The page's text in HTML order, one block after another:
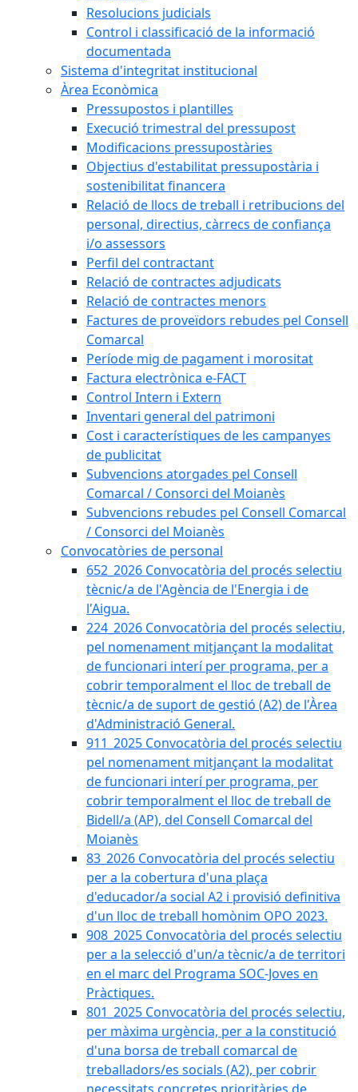
Resolucions judicials
Control i classificació de la informació
documentada
Sistema d'integritat institucional
Àrea Econòmica
Pressupostos i plantilles
Execució trimestral del pressupost
Modificacions pressupostàries
Objectius d'estabilitat pressupostària i
sostenibilitat financera
Relació de llocs de treball i retribucions del
personal, directius, càrrecs de confiança
i/o assessors
Perfil del contractant
Relació de contractes adjudicats
Relació de contractes menors
Factures de proveïdors rebudes pel Consell
Comarcal
Període mig de pagament i morositat
Factura electrònica e-FACT
Control Intern i Extern
Inventari general del patrimoni
Cost i característiques de les campanyes
de publicitat
Subvencions atorgades pel Consell
Comarcal / Consorci del Moianès
Subvencions rebudes pel Consell Comarcal
/ Consorci del Moianès
Convocatòries de personal
652_2026 Convocatòria del procés selectiu
tècnic/a de l'Agència de l'Energia i de
l'Aigua.
224_2026 Convocatòria del procés selectiu,
pel nomenament mitjançant la modalitat
de funcionari interí per programa, per a
cobrir temporalment el lloc de treball de
tècnic/a de suport de gestió (A2) de l'Àrea
d'Administració General.
911_2025 Convocatòria del procés selectiu
pel nomenament mitjançant la modalitat
de funcionari interí per programa, per
cobrir temporalment el lloc de treball de
Bidell/a (AP), del Consell Comarcal del
Moianès
83_2026 Convocatòria del procés selectiu
per a la cobertura d'una plaça
d'educador/a social A2 i provisió definitiva
d'un lloc de treball homònim OPO 2023.
908_2025 Convocatòria del procés selectiu
per a la selecció d'un/a tècnic/a de territori
en el marc del Programa SOC-Joves en
Pràctiques.
801_2025 Convocatòria del procés selectiu,
per màxima urgència, per a la constitució
d'una borsa de treball comarcal de
treballadors/es socials (A2), per cobrir